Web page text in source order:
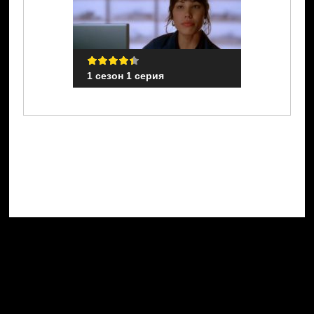
1 сезон 1 серия